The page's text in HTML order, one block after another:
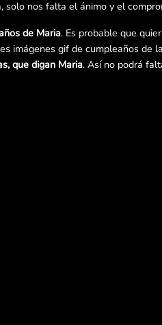
solo nos falta el ánimo y el
de Maria. Es probable que
imágenes gif de cumpleaños de
que digan Maria. Así no podrá